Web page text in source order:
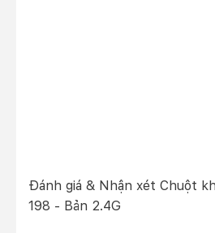
Đánh giá & Nhận xét Chuột
198 - Bản 2.4G